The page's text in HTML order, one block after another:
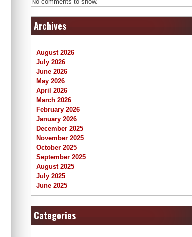
No comments to show.
Archives
August 2026
July 2026
June 2026
May 2026
April 2026
March 2026
February 2026
January 2026
December 2025
November 2025
October 2025
September 2025
August 2025
July 2025
June 2025
Categories